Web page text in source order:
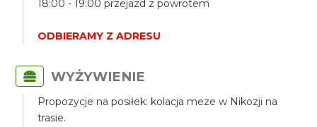
18:00 - 19:00 przejazd z powrotem
ODBIERAMY Z ADRESU
WYŻYWIENIE
Propozycje na posiłek: kolacja meze w Nikozji na
trasie.